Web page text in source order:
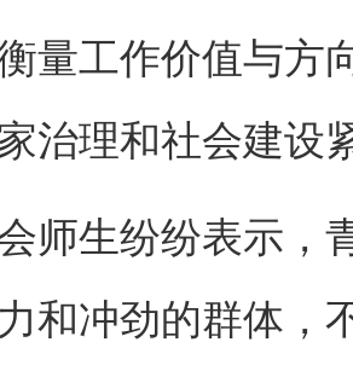
量工作价值与方
治理和社会建设
生纷纷表示，青
和冲劲的群体，